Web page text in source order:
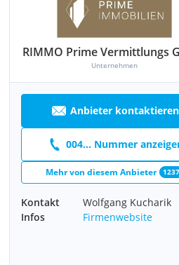
RIMMO Prime Vermittlungs
Unternehmen
Anbieter kontaktieren
004... Nummer
Mehr von diesem Anbieter 1237
Kontakt
Wolfgang Kucharik
Infos
Firmenwebsite